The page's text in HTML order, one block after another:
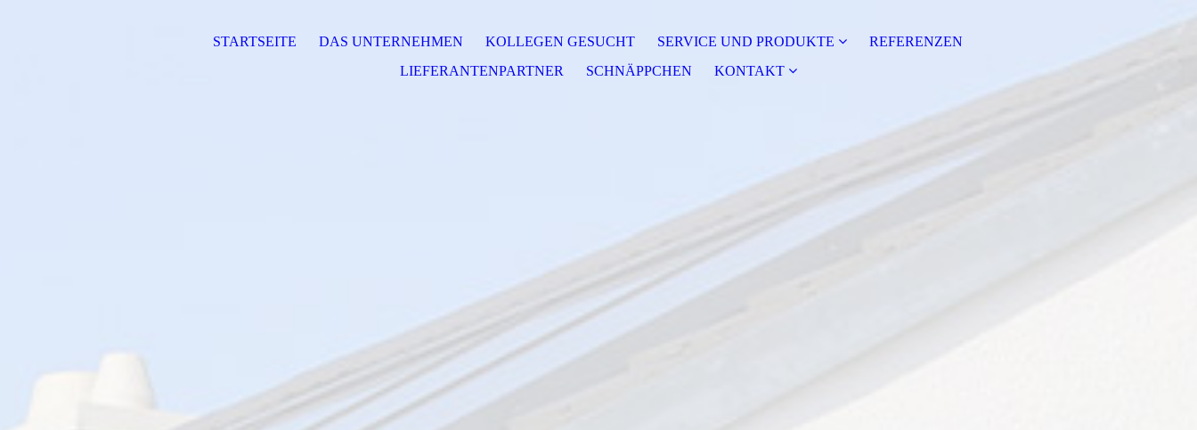
STARTSEITE DAS UNTERNEHMEN KOLLEGEN GESUCHT SERVICE UND PRODUKTE
REFERENZEN
LIEFERANTENPARTNER
SCHNÄPPCHEN KONTAKT